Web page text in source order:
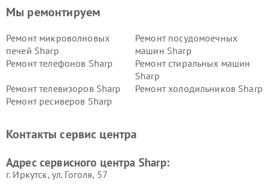
Мы ремонтируем
Ремонт микроволновых
печей Sharp
Ремонт посудомоечных
машин Sharp
Ремонт телефонов Sharp
Ремонт стиральных машин
Sharp
Ремонт телевизоров Sharp
Ремонт холодильников Sharp
Ремонт ресиверов Sharp
Контакты сервис центра
Адрес сервисного центра Sharp:
г. Иркутск, ул. ​Гоголя, 57